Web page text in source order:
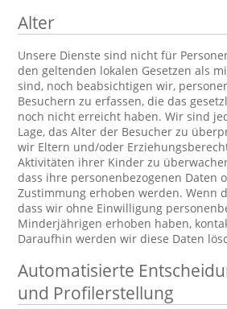
Alter
Unsere Dienste sind nicht für
den geltenden lokalen Gesetzen als
sind, noch beabsichtigen wir,
Besuchern zu erfassen, die das
noch nicht erreicht haben. Wir sind
Lage, das Alter der Besucher zu
wir Eltern und/oder
Aktivitäten ihrer Kinder zu
dass ihre personenbezogenen Daten
Zustimmung erhoben werden. Wenn
dass wir ohne Einwilligung
Minderjährigen erhoben haben,
Daraufhin werden wir diese Daten
Automatisierte
und Profilerstellung